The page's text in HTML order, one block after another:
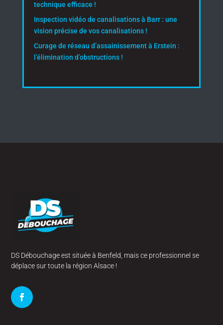
technique efficace !
Inspection vidéo de canalisations à Barr : une
vision précise de vos canalisations !
Curage de réseau d’assainissement à Erstein :
l’élimination d’obstructions !
DS Débouchage est située à Benfeld, mais ce professionnel se
déplace sur toute la région Alsace !